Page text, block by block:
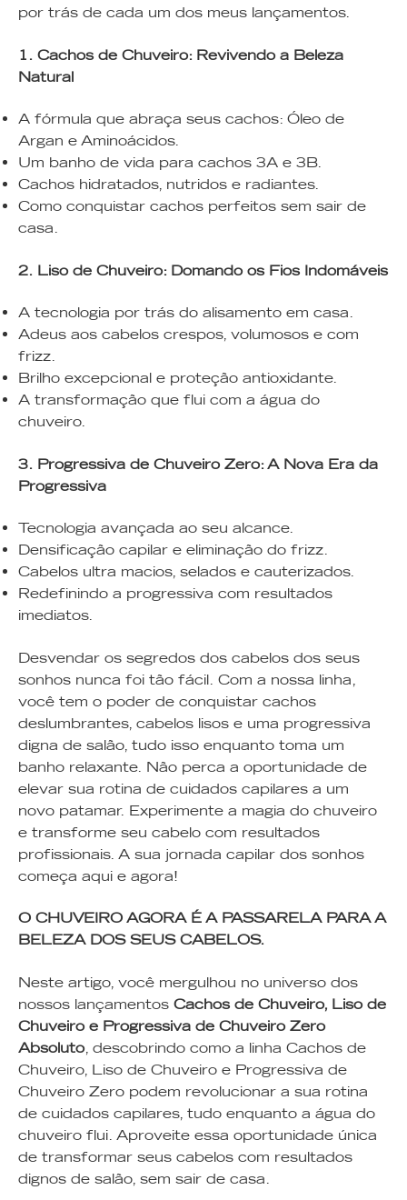
por trás de cada um dos meus lançamentos.
1. Cachos de Chuveiro: Revivendo a Beleza
Natural
A fórmula que abraça seus cachos: Óleo de
Argan e Aminoácidos.
Um banho de vida para cachos 3A e 3B.
Cachos hidratados, nutridos e radiantes.
Como conquistar cachos perfeitos sem sair de
casa.
2. Liso de Chuveiro: Domando os Fios Indomáveis
A tecnologia por trás do alisamento em casa.
Adeus aos cabelos crespos, volumosos e com
frizz.
Brilho excepcional e proteção antioxidante.
A transformação que flui com a água do
chuveiro.
3. Progressiva de Chuveiro Zero: A Nova Era da
Progressiva
Tecnologia avançada ao seu alcance.
Densificação capilar e eliminação do frizz.
Cabelos ultra macios, selados e cauterizados.
Redefinindo a progressiva com resultados
imediatos.
Desvendar os segredos dos cabelos dos seus
sonhos nunca foi tão fácil. Com a nossa linha,
você tem o poder de conquistar cachos
deslumbrantes, cabelos lisos e uma progressiva
digna de salão, tudo isso enquanto toma um
banho relaxante. Não perca a oportunidade de
elevar sua rotina de cuidados capilares a um
novo patamar. Experimente a magia do chuveiro
e transforme seu cabelo com resultados
profissionais. A sua jornada capilar dos sonhos
começa aqui e agora!
O CHUVEIRO AGORA É A PASSARELA PARA A
BELEZA DOS SEUS CABELOS.
Neste artigo, você mergulhou no universo dos
nossos lançamentos Cachos de Chuveiro, Liso de
Chuveiro e Progressiva de Chuveiro Zero
Absoluto, descobrindo como a linha Cachos de
Chuveiro, Liso de Chuveiro e Progressiva de
Chuveiro Zero podem revolucionar a sua rotina
de cuidados capilares, tudo enquanto a água do
chuveiro flui. Aproveite essa oportunidade única
de transformar seus cabelos com resultados
dignos de salão, sem sair de casa.